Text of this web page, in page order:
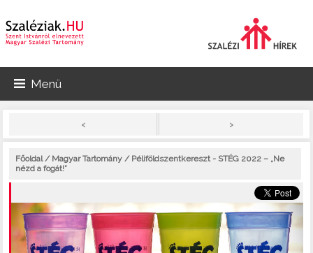
Menü
< >
Főoldal/ Magyar Tartomány / Péliföldszentkereszt - STÉG 2022 – „Ne
nézd a fogát!”